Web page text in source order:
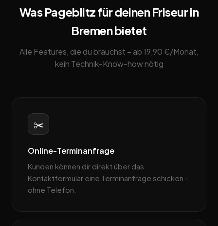
Was Pageblitz für deinen Friseur in
Bremen bietet
Alle Features, die du brauchst – ab 19,90 €/Monat,
kein Technik-Know-how nötig
✂️
Online-Terminanfrage
Kunden können dir direkt über das
Kontaktformular eine Terminanfrage schicken –
ohne Telefon.